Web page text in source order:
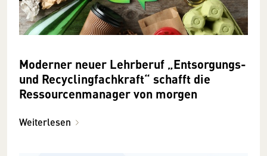
Moderner neuer Lehrberuf „Entsorgungs-
und Recyclingfachkraft“ schafft die
Ressourcenmanager von morgen
Weiterlesen